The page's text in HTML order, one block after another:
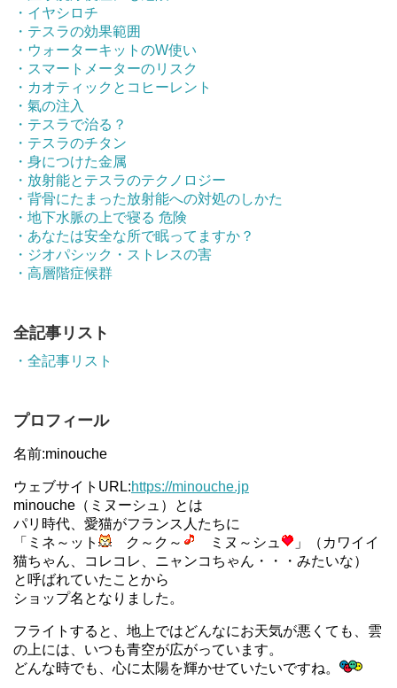
・イヤシロチ
・テスラの効果範囲
・ウォーターキットのW使い
・スマートメーターのリスク
・カオティックとコヒーレント
・氣の注入
・テスラで治る？
・テスラのチタン
・身につけた金属
・放射能とテスラのテクノロジー
・背骨にたまった放射能への対処のしかた
・地下水脈の上で寝る 危険
・あなたは安全な所で眠ってますか？
・ジオパシック・ストレスの害
・高層階症候群
全記事リスト
・全記事リスト
プロフィール
名前:minouche
ウェブサイトURL:https://minouche.jp
minouche（ミヌーシュ）とは
パリ時代、愛猫がフランス人たちに
「ミネ～ット
ク～ク～ ミヌ～シュ
」（カワイイ
猫ちゃん、コレコレ、ニャンコちゃん・・・みたいな）
と呼ばれていたことから
ショップ名となりました。
フライトすると、地上ではどんなにお天気が悪くても、雲
の上には、いつも青空が広がっています。
どんな時でも、心に太陽を輝かせていたいですね。